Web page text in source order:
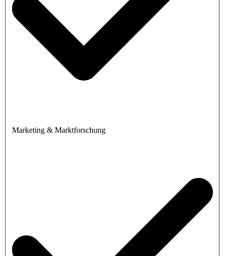
Marketing & Marktforschung